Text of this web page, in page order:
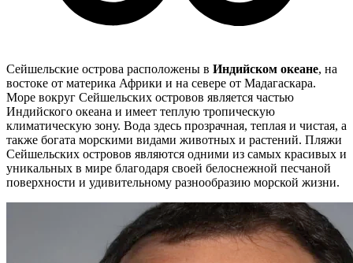
Сейшельские острова расположены в Индийском океане, на
востоке от материка Африки и на севере от Мадагаскара.
Море вокруг Сейшельских островов является частью
Индийского океана и имеет теплую тропическую
климатическую зону. Вода здесь прозрачная, теплая и чистая, а
также богата морскими видами животных и растений. Пляжи
Сейшельских островов являются одними из самых красивых и
уникальных в мире благодаря своей белоснежной песчаной
поверхности и удивительному разнообразию морской жизни.